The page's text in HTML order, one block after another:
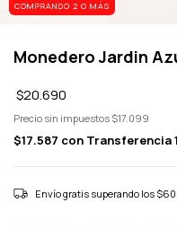
COMPRANDO 2 O MÁS
Monedero Jardin
$20.690
Precio sin impuestos $17.099
$17.587 con Transferencia
Envío gratis superando los